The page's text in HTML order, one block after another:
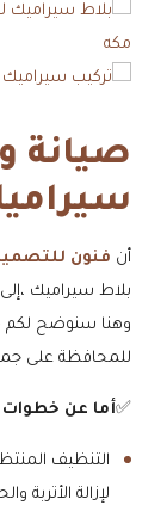
صيانة
أن فنون
بلاط سيراميك
وهنا سنوضح لكم
للمحافظة على
✅أما عن خطوات
​التنظيف
لإزالة